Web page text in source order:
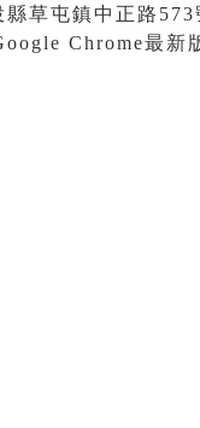
縣草屯鎮中正路
Chrome最